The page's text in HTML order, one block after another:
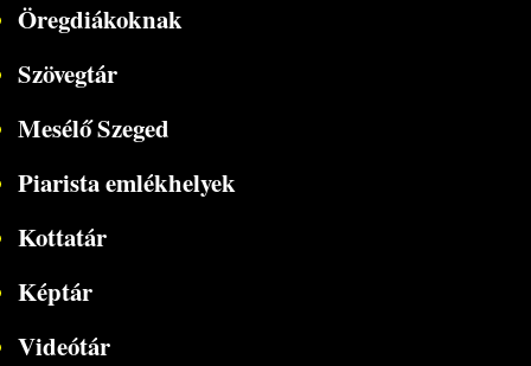
Öregdiákoknak
Szövegtár
Mesélő Szeged
Piarista emlékhelyek
Kottatár
Képtár
Videótár